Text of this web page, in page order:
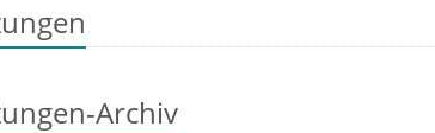
Archiv